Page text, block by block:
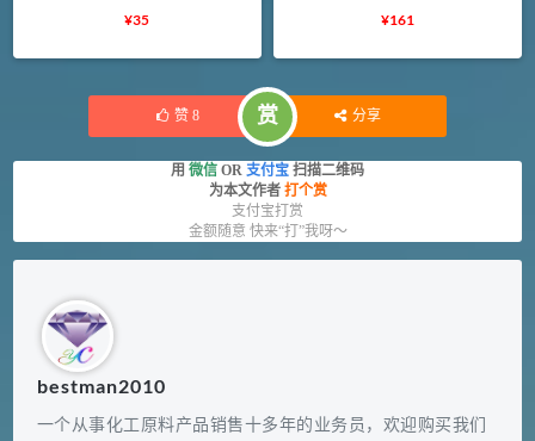
¥35 ¥161
赞 8 赏 分享
用 微信 OR 支付宝 扫描二维码
为本文作者 打个赏
支付宝打赏
金额随意 快来“打”我呀～
bestman2010
一个从事化工原料产品销售十多年的业务员，欢迎购买我们